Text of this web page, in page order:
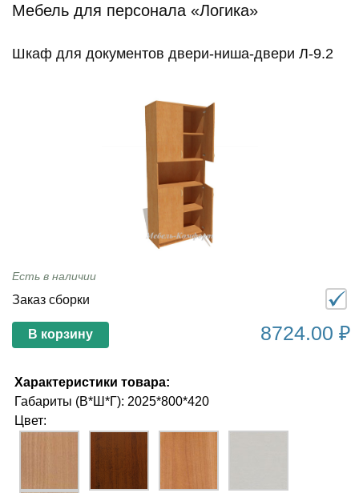
Мебель для персонала «Логика»
Шкаф для документов двери-ниша-двери Л-9.2
Есть в наличии
Заказ сборки
8724.00 ₽
В корзину
Характеристики товара:
Габариты (В*Ш*Г): 2025*800*420
Цвет: